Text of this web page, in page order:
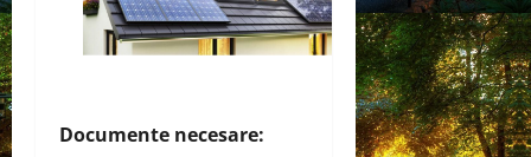
Documente necesare: